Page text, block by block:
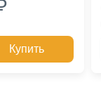
Купить